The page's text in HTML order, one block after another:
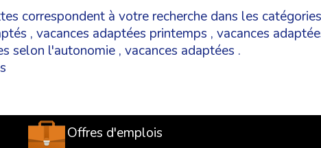
correspondent à votre recherche dans les catégories
, vacances adaptées printemps , vacances
selon l'autonomie , vacances adaptées .
Offres d'emplois